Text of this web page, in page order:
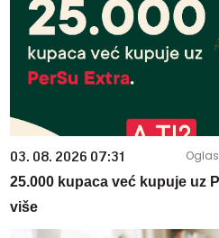
03. 08. 2026 07:31
25.000 kupaca već kupuje uz
više